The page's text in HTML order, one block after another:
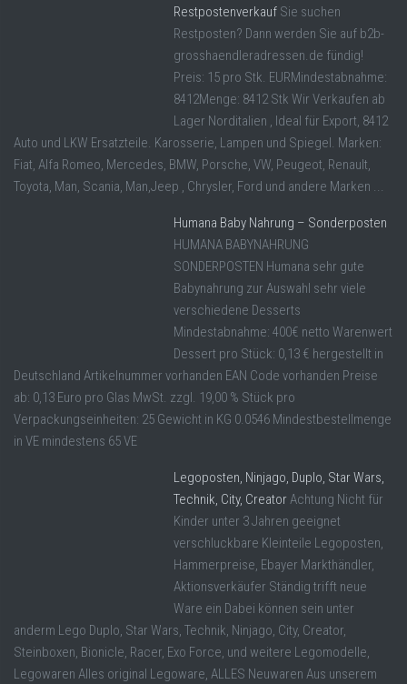
Restpostenverkauf Sie suchen
Restposten? Dann werden Sie auf b2b-
grosshaendleradressen.de fündig!
Preis: 15 pro Stk. EURMindestabnahme:
8412Menge: 8412 Stk Wir Verkaufen ab
Lager Norditalien , Ideal für Export, 8412
Auto und LKW Ersatzteile. Karosserie, Lampen und Spiegel. Marken:
Fiat, Alfa Romeo, Mercedes, BMW, Porsche, VW, Peugeot, Renault,
Toyota, Man, Scania, Man,Jeep , Chrysler, Ford und andere Marken ...
Humana Baby Nahrung – Sonderposten
HUMANA BABYNAHRUNG
SONDERPOSTEN Humana sehr gute
Babynahrung zur Auswahl sehr viele
verschiedene Desserts
Mindestabnahme: 400€ netto Warenwert
Dessert pro Stück: 0,13 € hergestellt in
Deutschland Artikelnummer vorhanden EAN Code vorhanden Preise
ab: 0,13 Euro pro Glas MwSt. zzgl. 19,00 % Stück pro
Verpackungseinheiten: 25 Gewicht in KG 0.0546 Mindestbestellmenge
in VE mindestens 65 VE
Legoposten, Ninjago, Duplo, Star Wars,
Technik, City, CreatorAchtung Nicht für
Kinder unter 3 Jahren geeignet
verschluckbare Kleinteile Legoposten,
Hammerpreise, Ebayer Markthändler,
Aktionsverkäufer Ständig trifft neue
Ware ein Dabei können sein unter
anderm Lego Duplo, Star Wars, Technik, Ninjago, City, Creator,
Steinboxen, Bionicle, Racer, Exo Force, und weitere Legomodelle,
Legowaren Alles original Legoware, ALLES Neuwaren Aus unserem